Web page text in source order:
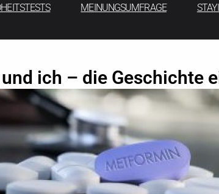
MEINUNGSUMFRAGE
ich – die Geschichte